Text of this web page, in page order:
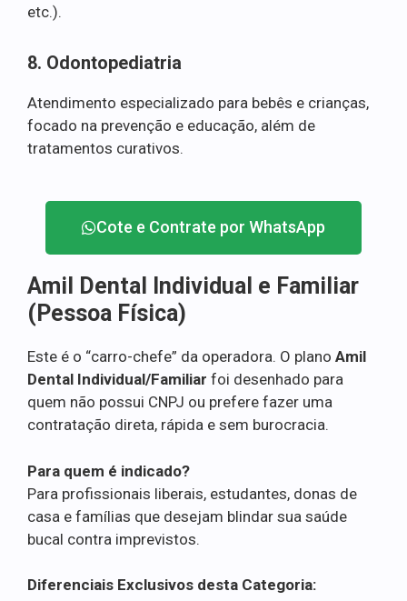
etc.).
8. Odontopediatria
Atendimento especializado para bebês e crianças,
focado na prevenção e educação, além de
tratamentos curativos.
Cote e Contrate por WhatsApp
Amil Dental Individual e Familiar
(Pessoa Física)
Este é o “carro-chefe” da operadora. O plano Amil
Dental Individual/Familiar foi desenhado para
quem não possui CNPJ ou prefere fazer uma
contratação direta, rápida e sem burocracia.
Para quem é indicado?
Para profissionais liberais, estudantes, donas de
casa e famílias que desejam blindar sua saúde
bucal contra imprevistos.
Diferenciais Exclusivos desta Categoria: